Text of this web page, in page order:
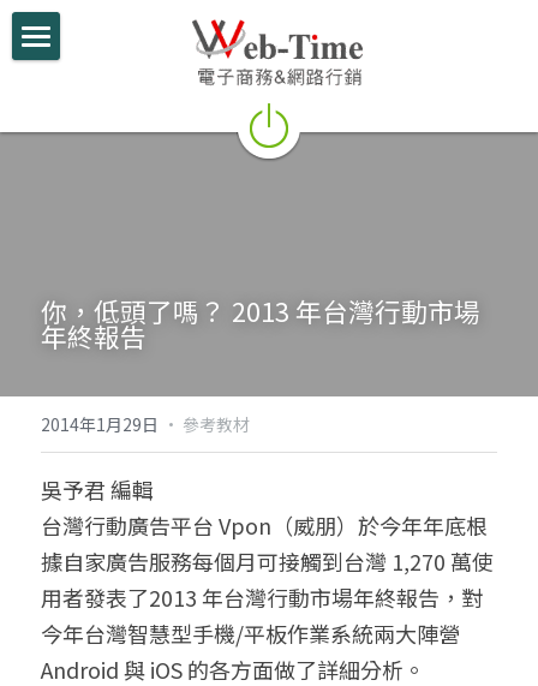
電商學堂
微信行銷
電商部落格
行動支付整合
跨境電商實績
聯絡我們
搜索
你，低頭了嗎？ 2013 年台灣行動市場
年終報告
2014年1月29日 · 參考教材
吳予君 編輯
台灣行動廣告平台 Vpon（威朋）於今年年底根
據自家廣告服務每個月可接觸到台灣 1,270 萬使
用者發表了2013 年台灣行動市場年終報告，對
今年台灣智慧型手機/平板作業系統兩大陣營
Android 與 iOS 的各方面做了詳細分析。